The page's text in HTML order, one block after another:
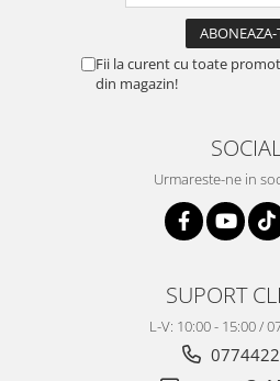
Fii la curent cu toate
din magazin!
Urmareste-ne in
SUPORT
L-V: 10:00 - 15:00 /